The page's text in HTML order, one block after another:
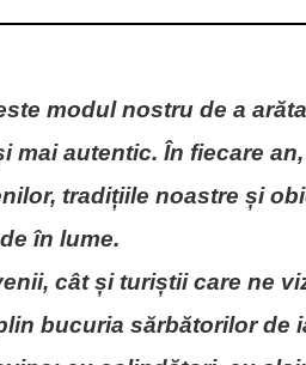
modul nostru de a
mai autentic. În fiecare
tradițiile noastre și
în lume.
cât și turiștii care ne
bucuria sărbătorilor de